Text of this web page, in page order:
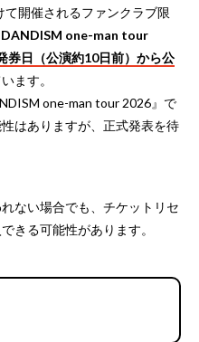
開催されるファンクラブ限
DANDISM one-man tour
券日（公演約10日前）から公
ます。
one-man tour 2026』で
はありますが、正式発表を待
ない場合でも、チケットリセ
きる可能性があります。